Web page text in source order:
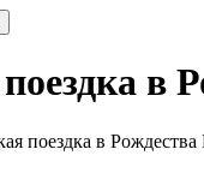
в
поездка в